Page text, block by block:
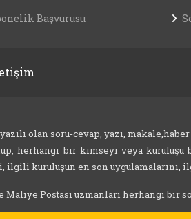
Başvurusu
olan soru-cevap, yazı,
bir kimseyi veya kuruluşu
kuruluşun en son uygulamalarını,
Postası uzmanları herhangi bir